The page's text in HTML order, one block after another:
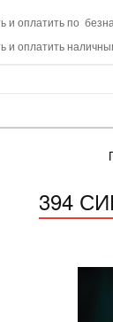
и оплатить по
и оплатить
394